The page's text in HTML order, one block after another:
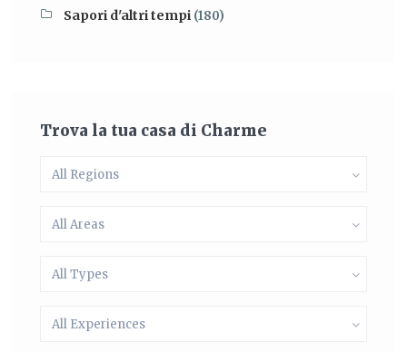
Sapori d'altri tempi (180)
Trova la tua casa di Charme
All Regions
All Areas
All Types
All Experiences